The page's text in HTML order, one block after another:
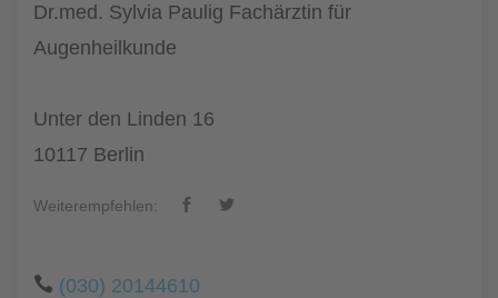
Dr.med. Sylvia Paulig Fachärztin für
Augenheilkunde
Unter den Linden 16
10117 Berlin
Weiterempfehlen:
(030) 20144610